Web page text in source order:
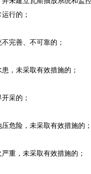
行的；
完善、不可靠的；
未采取有效措施的；
采的；
险，未采取有效措施的；
，未采取有效措施的；